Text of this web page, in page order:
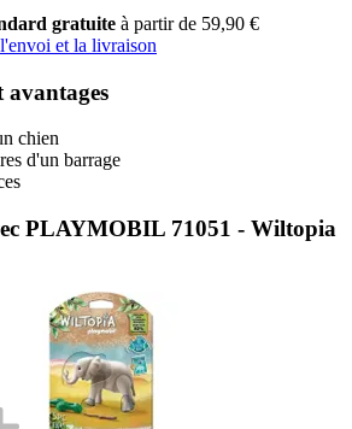
gratuite à partir de 59,90 €
et la livraison
avantages
chien
d'un barrage
PLAYMOBIL 71051 - Wiltopia